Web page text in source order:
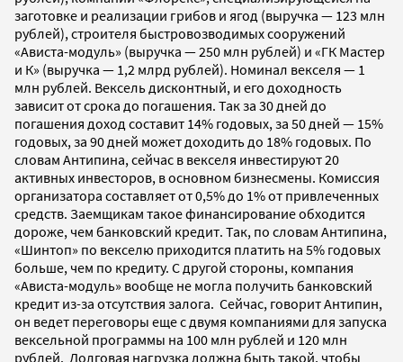
заготовке и реализации грибов и ягод (выручка — 123 млн
рублей), строителя быстровозводимых сооружений
«Ависта-модуль» (выручка — 250 млн рублей) и «ГК Мастер
и К» (выручка — 1,2 млрд рублей). Номинал векселя — 1
млн рублей. Вексель дисконтный, и его доходность
зависит от срока до погашения. Так за 30 дней до
погашения доход составит 14% годовых, за 50 дней — 15%
годовых, за 90 дней может доходить до 18% годовых. По
словам Антипина, сейчас в векселя инвестируют 20
активных инвесторов, в основном бизнесмены. Комиссия
организатора составляет от 0,5% до 1% от привлеченных
средств. Заемщикам такое финансирование обходится
дороже, чем банковский кредит. Так, по словам Антипина,
«Шинтоп» по векселю приходится платить на 5% годовых
больше, чем по кредиту. С другой стороны, компания
«Ависта-модуль» вообще не могла получить банковский
кредит из-за отсутствия залога. Сейчас, говорит Антипин,
он ведет переговоры еще с двумя компаниями для запуска
вексельной программы на 100 млн рублей и 120 млн
рублей. Долговая нагрузка должна быть такой, чтобы